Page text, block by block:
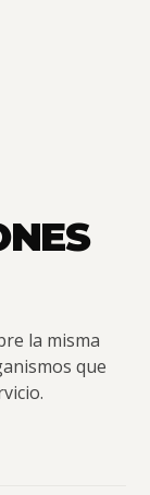
la misma
que